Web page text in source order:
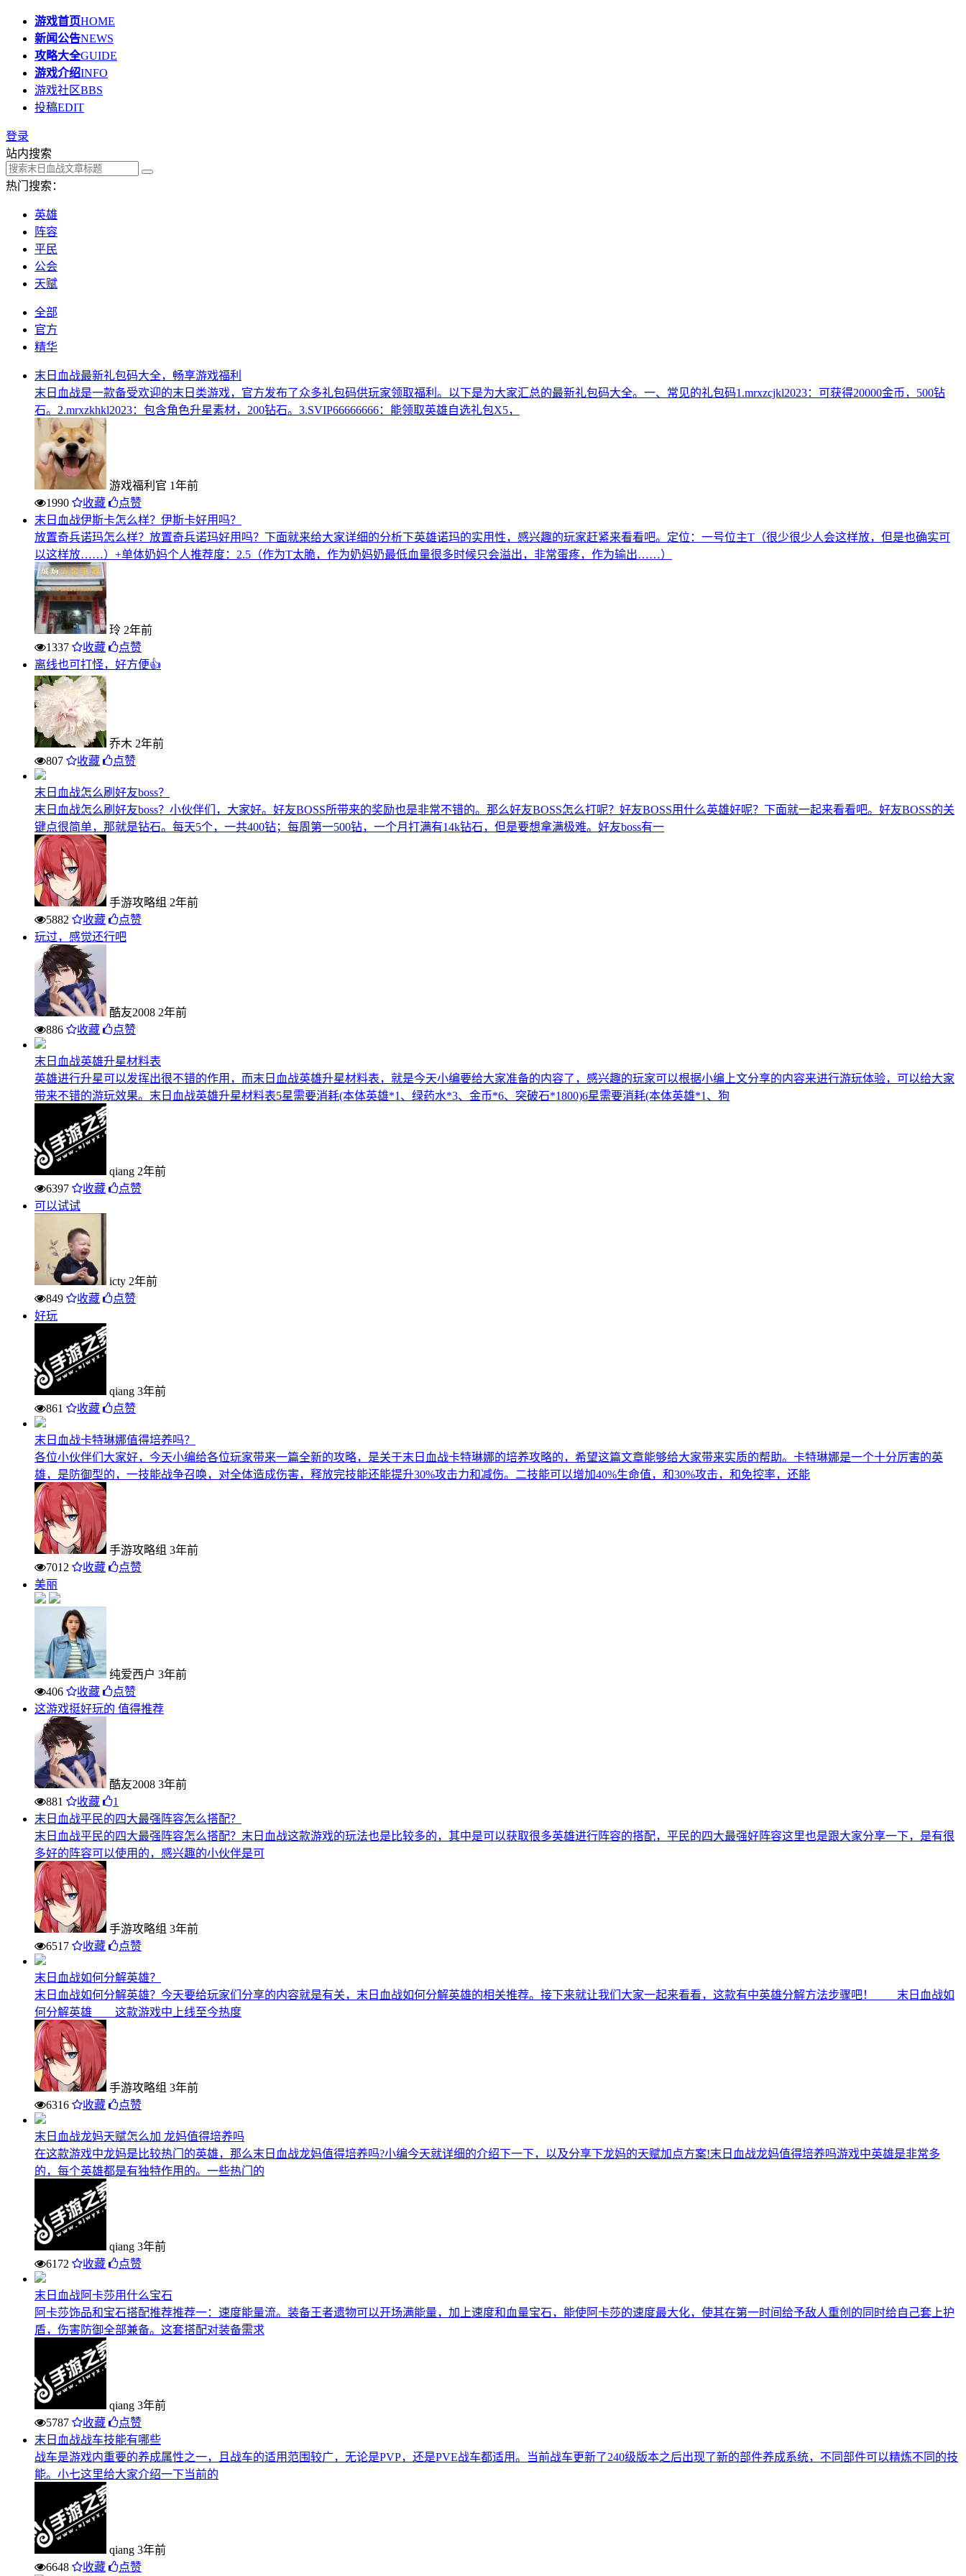
游戏首页HOME
新闻公告NEWS
攻略大全GUIDE
游戏介绍INFO
游戏社区BBS
投稿EDIT
登录
站内搜索
热门搜索：
英雄
阵容
平民
公会
天赋
全部
官方
精华
末日血战最新礼包码大全，畅享游戏福利
末日血战是一款备受欢迎的末日类游戏，官方发布了众多礼包码供玩家领取福利。以下是为大家汇总的最新礼包码大全。一、常见的礼包码1.mrxzcjkl2023：可获得20000金币，500钻
石。2.mrxzkhkl2023：包含角色升星素材，200钻石。3.SVIP66666666：能领取英雄自选礼包X5，
游戏福利官 1年前
1990
收藏
点赞
末日血战伊斯卡怎么样？伊斯卡好用吗？
放置奇兵诺玛怎么样？放置奇兵诺玛好用吗？下面就来给大家详细的分析下英雄诺玛的实用性，感兴趣的玩家赶紧来看看吧。定位：一号位主T（很少很少人会这样放，但是也确实可
以这样放……）+单体奶妈个人推荐度：2.5（作为T太脆，作为奶妈奶最低血量很多时候只会溢出，非常蛋疼，作为输出……）
玲 2年前
1337
收藏
点赞
离线也可打怪，好方便👍
乔木 2年前
807
收藏 点赞
末日血战怎么刷好友boss？
末日血战怎么刷好友boss？小伙伴们，大家好。好友BOSS所带来的奖励也是非常不错的。那么好友BOSS怎么打呢？好友BOSS用什么英雄好呢？下面就一起来看看吧。好友BOSS的关
键点很简单，那就是钻石。每天5个，一共400钻；每周第一500钻，一个月打满有14k钻石，但是要想拿满极难。好友boss有一
手游攻略组 2年前
5882
收藏
点赞
玩过，感觉还行吧
酷友2008 2年前
886
收藏 点赞
末日血战英雄升星材料表
英雄进行升星可以发挥出很不错的作用，而末日血战英雄升星材料表，就是今天小编要给大家准备的内容了，感兴趣的玩家可以根据小编上文分享的内容来进行游玩体验，可以给大家
带来不错的游玩效果。末日血战英雄升星材料表5星需要消耗(本体英雄*1、绿药水*3、金币*6、突破石*1800)6星需要消耗(本体英雄*1、狗
qiang 2年前
6397
收藏
点赞
可以试试
icty 2年前
849
收藏
点赞
好玩
qiang 3年前
861
收藏 点赞
末日血战卡特琳娜值得培养吗？
各位小伙伴们大家好，今天小编给各位玩家带来一篇全新的攻略，是关于末日血战卡特琳娜的培养攻略的，希望这篇文章能够给大家带来实质的帮助。卡特琳娜是一个十分厉害的英
雄，是防御型的，一技能战争召唤，对全体造成伤害，释放完技能还能提升30%攻击力和减伤。二技能可以增加40%生命值，和30%攻击，和免控率，还能
手游攻略组 3年前
7012
收藏
点赞
美丽
纯爱西户 3年前
406
收藏
点赞
这游戏挺好玩的 值得推荐
酷友2008 3年前
881
收藏
1
末日血战平民的四大最强阵容怎么搭配？
末日血战平民的四大最强阵容怎么搭配？末日血战这款游戏的玩法也是比较多的，其中是可以获取很多英雄进行阵容的搭配，平民的四大最强好阵容这里也是跟大家分享一下，是有很
多好的阵容可以使用的，感兴趣的小伙伴是可
手游攻略组 3年前
6517
收藏 点赞
末日血战如何分解英雄？
末日血战如何分解英雄？今天要给玩家们分享的内容就是有关，末日血战如何分解英雄的相关推荐。接下来就让我们大家一起来看看，这款有中英雄分解方法步骤吧！ 末日血战如
何分解英雄 这款游戏中上线至今热度
手游攻略组 3年前
6316
收藏 点赞
末日血战龙妈天赋怎么加 龙妈值得培养吗
在这款游戏中龙妈是比较热门的英雄，那么末日血战龙妈值得培养吗?小编今天就详细的介绍下一下，以及分享下龙妈的天赋加点方案!末日血战龙妈值得培养吗游戏中英雄是非常多
的，每个英雄都是有独特作用的。一些热门的
qiang 3年前
6172
收藏 点赞
末日血战阿卡莎用什么宝石
阿卡莎饰品和宝石搭配推荐推荐一：速度能量流。装备王者遗物可以开场满能量，加上速度和血量宝石，能使阿卡莎的速度最大化，使其在第一时间给予敌人重创的同时给自己套上护
盾，伤害防御全部兼备。这套搭配对装备需求
qiang 3年前
5787
收藏
点赞
末日血战战车技能有哪些
战车是游戏内重要的养成属性之一，且战车的适用范围较广，无论是PVP，还是PVE战车都适用。当前战车更新了240级版本之后出现了新的部件养成系统，不同部件可以精炼不同的技
能。小七这里给大家介绍一下当前的
qiang 3年前
6648
收藏 点赞